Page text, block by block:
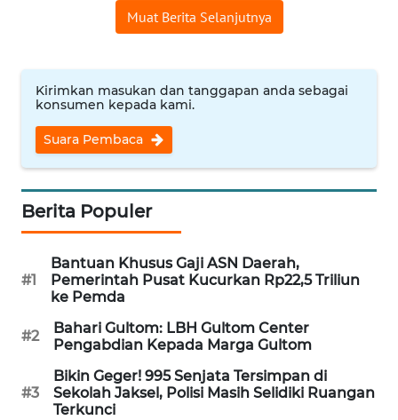
Muat Berita Selanjutnya
Kirimkan masukan dan tanggapan anda sebagai
konsumen kepada kami.
Suara Pembaca
Berita Populer
#1
Bantuan Khusus Gaji ASN Daerah,
Pemerintah Pusat Kucurkan Rp22,5 Triliun
ke Pemda
#2
Bahari Gultom: LBH Gultom Center
Pengabdian Kepada Marga Gultom
#3
Bikin Geger! 995 Senjata Tersimpan di
Sekolah Jaksel, Polisi Masih Selidiki Ruangan
Terkunci
WN
KEPRI
PAPUA
PAPUA
BARAT
WN
RIAU
WN
SERAMBI